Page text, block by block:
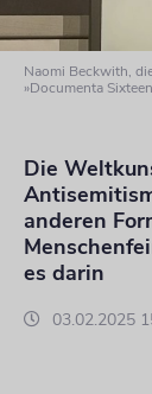
Naomi Beckwith,
»Documenta
Die
anderen
es darin
03.02.2025